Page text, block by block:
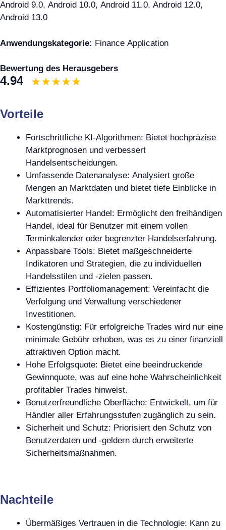
Android 9.0, Android 10.0, Android 11.0, Android 12.0,
Android 13.0
Anwendungskategorie: Finance Application
Bewertung des Herausgebers
4.94
Vorteile
Fortschrittliche KI-Algorithmen: Bietet hochpräzise
Marktprognosen und verbessert
Handelsentscheidungen.
Umfassende Datenanalyse: Analysiert große
Mengen an Marktdaten und bietet tiefe Einblicke in
Markttrends.
Automatisierter Handel: Ermöglicht den freihändigen
Handel, ideal für Benutzer mit einem vollen
Terminkalender oder begrenzter Handelserfahrung.
Anpassbare Tools: Bietet maßgeschneiderte
Indikatoren und Strategien, die zu individuellen
Handelsstilen und -zielen passen.
Effizientes Portfoliomanagement: Vereinfacht die
Verfolgung und Verwaltung verschiedener
Investitionen.
Kostengünstig: Für erfolgreiche Trades wird nur eine
minimale Gebühr erhoben, was es zu einer finanziell
attraktiven Option macht.
Hohe Erfolgsquote: Bietet eine beeindruckende
Gewinnquote, was auf eine hohe Wahrscheinlichkeit
profitabler Trades hinweist.
Benutzerfreundliche Oberfläche: Entwickelt, um für
Händler aller Erfahrungsstufen zugänglich zu sein.
Sicherheit und Schutz: Priorisiert den Schutz von
Benutzerdaten und -geldern durch erweiterte
Sicherheitsmaßnahmen.
Nachteile
Übermäßiges Vertrauen in die Technologie: Kann zu